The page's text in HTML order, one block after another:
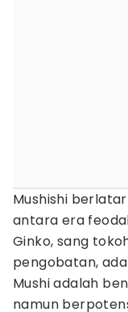
Mushishi
antara era
Ginko, sang
pengobatan,
Mushi adalah
namun